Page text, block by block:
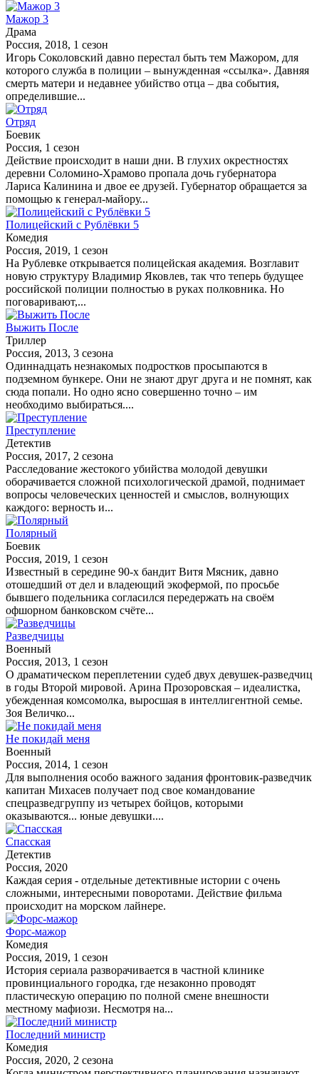
Мажор 3
Драма
Россия, 2018, 1 сезон
Игорь Соколовский давно перестал быть тем Мажором, для
которого служба в полиции – вынужденная «ссылка». Давняя
смерть матери и недавнее убийство отца – два события,
определившие...
Отряд
Боевик
Россия, 1 сезон
Действие происходит в наши дни. В глухих окрестностях
деревни Соломино-Храмово пропала дочь губернатора
Лариса Калинина и двое ее друзей. Губернатор обращается за
помощью к генерал-майору...
Полицейский с Рублёвки 5
Комедия
Россия, 2019, 1 сезон
На Рублевке открывается полицейская академия. Возглавит
новую структуру Владимир Яковлев, так что теперь будущее
российской полиции полностью в руках полковника. Но
поговаривают,...
Выжить После
Триллер
Россия, 2013, 3 сезона
Одиннадцать незнакомых подростков просыпаются в
подземном бункере. Они не знают друг друга и не помнят, как
сюда попали. Но одно ясно совершенно точно – им
необходимо выбираться....
Преступление
Детектив
Россия, 2017, 2 сезона
Расследование жестокого убийства молодой девушки
оборачивается сложной психологической драмой, поднимает
вопросы человеческих ценностей и смыслов, волнующих
каждого: верность и...
Полярный
Боевик
Россия, 2019, 1 сезон
Известный в середине 90-х бандит Витя Мясник, давно
отошедший от дел и владеющий экофермой, по просьбе
бывшего подельника согласился передержать на своём
офшорном банковском счёте...
Разведчицы
Военный
Россия, 2013, 1 сезон
О драматическом переплетении судеб двух девушек-разведчиц
в годы Второй мировой. Арина Прозоровская – идеалистка,
убежденная комсомолка, выросшая в интеллигентной семье.
Зоя Величко...
Не покидай меня
Военный
Россия, 2014, 1 сезон
Для выполнения особо важного задания фронтовик-разведчик
капитан Михасев получает под свое командование
спецразведгруппу из четырех бойцов, которыми
оказываются... юные девушки....
Спасская
Детектив
Россия, 2020
Каждая серия - отдельные детективные истории с очень
сложными, интересными поворотами. Действие фильма
происходит на морском лайнере.
Форс-мажор
Комедия
Россия, 2019, 1 сезон
История сериала разворачивается в частной клинике
провинциального городка, где незаконно проводят
пластическую операцию по полной смене внешности
местному мафиози. Несмотря на...
Последний министр
Комедия
Россия, 2020, 2 сезона